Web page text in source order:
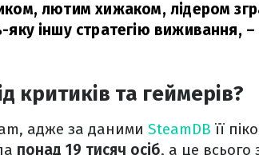
лютим хижаком, лідером
іншу стратегію виживання, –
критиків та геймерів?
адже за даними SteamDB її
понад 19 тисяч осіб, а це всього